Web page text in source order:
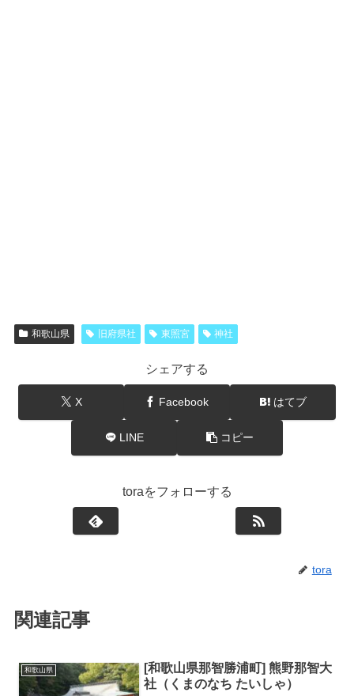
和歌山県 旧府県社 東照宮 神社
シェアする
X Facebook はてブ
LINE コピー
toraをフォローする
tora
関連記事
和歌山県
[和歌山県那智勝浦町] 熊野那智大
社（くまのなち たいしゃ）